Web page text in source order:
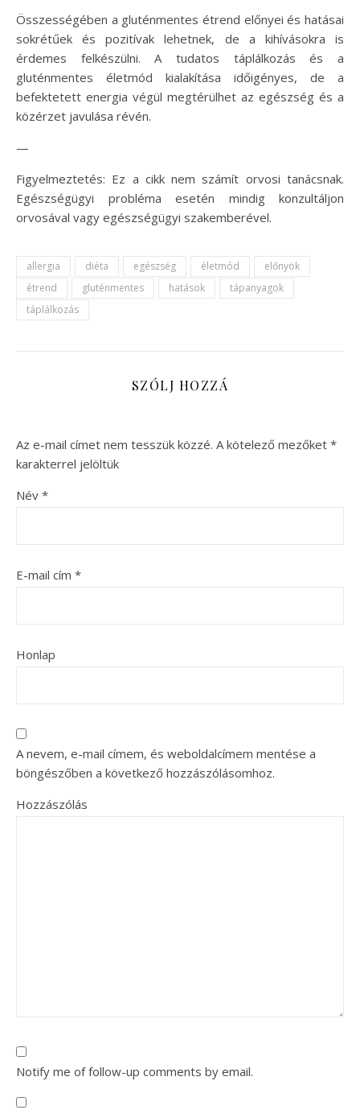
Összességében a gluténmentes étrend előnyei és hatásai
sokrétűek és pozitívak lehetnek, de a kihívásokra is
érdemes felkészülni. A tudatos táplálkozás és a
gluténmentes életmód kialakítása időigényes, de a
befektetett energia végül megtérülhet az egészség és a
közérzet javulása révén.
—
Figyelmeztetés: Ez a cikk nem számít orvosi tanácsnak.
Egészségügyi probléma esetén mindig konzultáljon
orvosával vagy egészségügyi szakemberével.
allergia diéta egészség életmód
előnyök
étrend
gluténmentes hatások
tápanyagok
táplálkozás
SZÓLJ HOZZÁ
Az e-mail címet nem tesszük közzé. A kötelező mezőket *
karakterrel jelöltük
Név *
E-mail cím *
Honlap
A nevem, e-mail címem, és weboldalcímem mentése a
böngészőben a következő hozzászólásomhoz.
Hozzászólás
Notify me of follow-up comments by email.